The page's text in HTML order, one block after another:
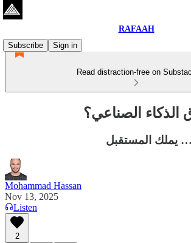
RAFAAH
Subscribe
Sign in
Read distraction-free on
الذكاء الصناعي؟
يملك المستقبل
Mohammad Hassan
Nov 13, 2025
Listen
2